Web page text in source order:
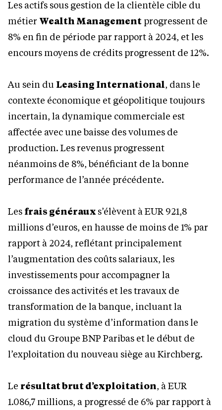
Les actifs sous gestion de la clientèle cible du
métier Wealth Management progressent de
8% en fin de période par rapport à 2024, et les
encours moyens de crédits progressent de 12%.
Au sein du Leasing International, dans le
contexte économique et géopolitique toujours
incertain, la dynamique commerciale est
affectée avec une baisse des volumes de
production. Les revenus progressent
néanmoins de 8%, bénéficiant de la bonne
performance de l’année précédente.
Les frais généraux s’élèvent à EUR 921,8
millions d’euros, en hausse de moins de 1% par
rapport à 2024, reflétant principalement
l’augmentation des coûts salariaux, les
investissements pour accompagner la
croissance des activités et les travaux de
transformation de la banque, incluant la
migration du système d’information dans le
cloud du Groupe BNP Paribas et le début de
l’exploitation du nouveau siège au Kirchberg.
Le résultat brut d’exploitation, à EUR
1.086,7 millions, a progressé de 6% par rapport à